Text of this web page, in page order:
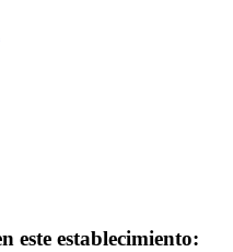
este establecimiento: